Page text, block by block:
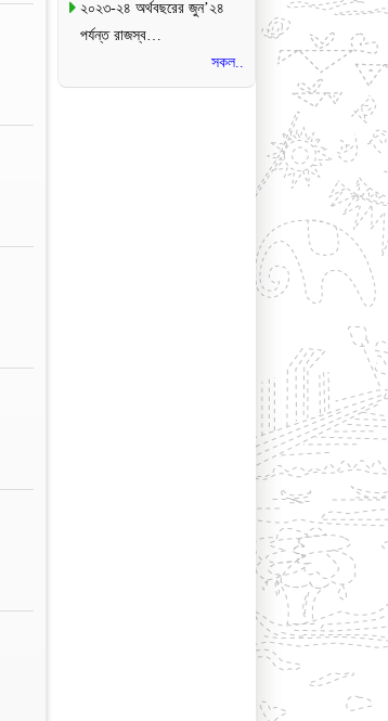
২০২৩-২৪ অর্থবছরের জুন’২৪
পর্যন্ত রাজস্ব…
সকল..